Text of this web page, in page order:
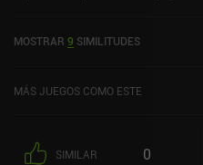
sobre 5,0 en Google Play y de 3,5
MOSTRAR 9 SIMILITUDES
MÁS JUEGOS COMO ESTE
SIMILAR 0